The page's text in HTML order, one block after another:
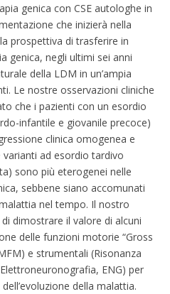
genica con CSE autologhe in
che inizierà nella
prospettiva di trasferire in
genica, negli ultimi sei anni
della LDM in un’ampia
Le nostre osservazioni cliniche
che i pazienti con un esordio
infantile e giovanile precoce)
clinica omogenea e
ad esordio tardivo
sono più eterogenei nelle
sebbene siano accomunati
nel tempo. Il nostro
dimostrare il valore di alcuni
delle funzioni motorie “Gross
e strumentali (Risonanza
ENG) per
della malattia.